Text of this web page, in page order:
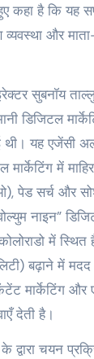
कहा है कि यह
व्यवस्था और
सुबनॉय
डिजिटल
यह एजेंसी
में
पेड सर्च और
नाइन”
में
बढ़ाने में
मार्केटिंग
देती है।
द्वारा चयन